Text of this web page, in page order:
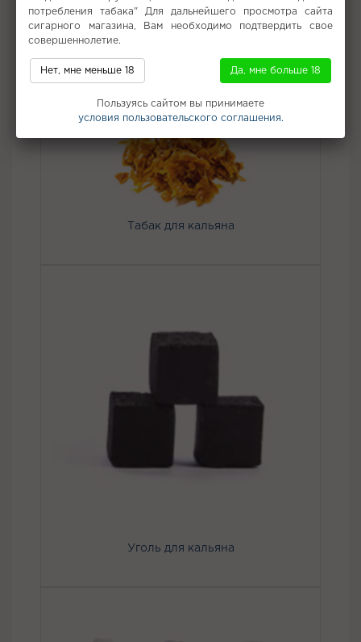
Все вкусы табака для кальяна Burn
Не забудьте купить
Табак для кальяна
Уголь для кальяна
потребления табака" Для дальнейшего просмотра сайта
сигарного магазина, Вам необходимо подтвердить свое
совершеннолетие.
Нет, мне меньше 18 Да, мне больше 18
Пользуясь сайтом вы принимаете
условия пользовательского соглашения.